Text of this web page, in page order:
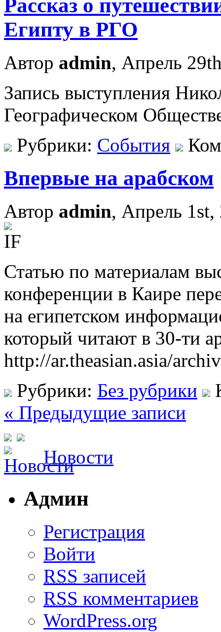
Рассказ о
Египту в РГО
Автор admin, Апрель
Запись выступления
Географическом
Рубрики: События
Впервые на арабском
Автор admin, Апрель 1st,
Статью по материалам
конференции в Каире
на египетском
который читают в 30-ти
http://ar.theasian.asia/
Рубрики: Без рубрики
« Предыдущие записи
Новости
Админ
Регистрация
Войти
RSS записей
RSS комментариев
WordPress.org